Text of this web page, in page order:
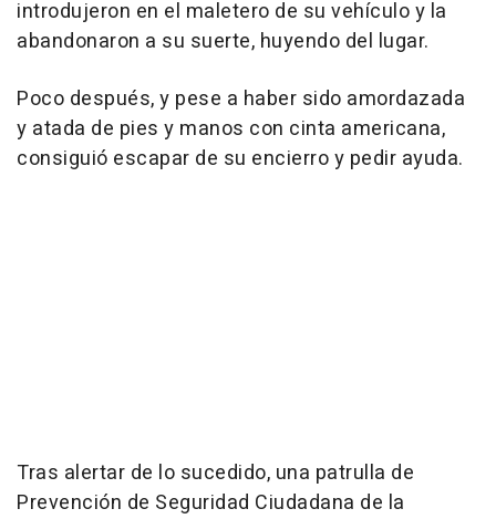
introdujeron en el maletero de su vehículo y la
abandonaron a su suerte, huyendo del lugar.
Poco después, y pese a haber sido amordazada
y atada de pies y manos con cinta americana,
consiguió escapar de su encierro y pedir ayuda.
Tras alertar de lo sucedido, una patrulla de
Prevención de Seguridad Ciudadana de la